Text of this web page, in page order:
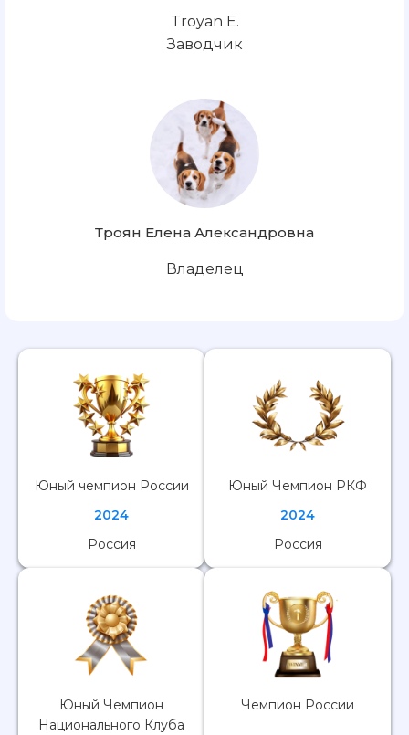
Troyan E.
Заводчик
Троян Елена Александровна
Владелец
Юный чемпион России
2024
Россия
Юный Чемпион РКФ
2024
Россия
Юный Чемпион
Национального Клуба
Чемпион России